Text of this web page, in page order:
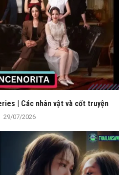
| Các nhân vật và cốt truyện
29/07/2026